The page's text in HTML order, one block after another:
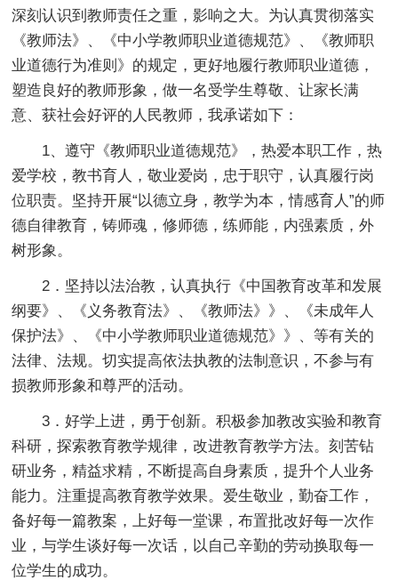
深刻认识到教师责任之重，影响之大。为认真贯彻落实
《教师法》、《中小学教师职业道德规范》、《教师职
业道德行为准则》的规定，更好地履行教师职业道德，
塑造良好的教师形象，做一名受学生尊敬、让家长满
意、获社会好评的人民教师，我承诺如下：
1、遵守《教师职业道德规范》，热爱本职工作，热
爱学校，教书育人，敬业爱岗，忠于职守，认真履行岗
位职责。坚持开展“以德立身，教学为本，情感育人”的师
德自律教育，铸师魂，修师德，练师能，内强素质，外
树形象。
2．坚持以法治教，认真执行《中国教育改革和发展
纲要》、《义务教育法》、《教师法》》、《未成年人
保护法》、《中小学教师职业道德规范》》、等有关的
法律、法规。切实提高依法执教的法制意识，不参与有
损教师形象和尊严的活动。
3．好学上进，勇于创新。积极参加教改实验和教育
科研，探索教育教学规律，改进教育教学方法。刻苦钻
研业务，精益求精，不断提高自身素质，提升个人业务
能力。注重提高教育教学效果。爱生敬业，勤奋工作，
备好每一篇教案，上好每一堂课，布置批改好每一次作
业，与学生谈好每一次话，以自己辛勤的劳动换取每一
位学生的成功。